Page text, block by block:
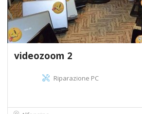
videozoom 2
Riparazione PC